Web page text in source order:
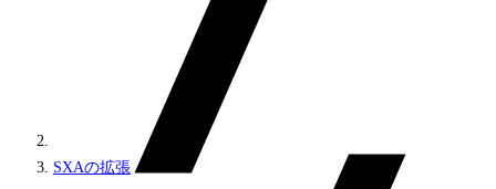
SXAの拡張